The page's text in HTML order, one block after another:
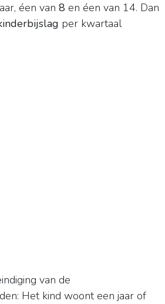
éen van 8 en éen van 14. Dan
per kwartaal
van de
Het kind woont een jaar of